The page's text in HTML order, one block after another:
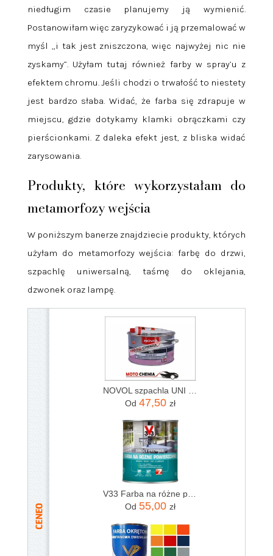
niedługim czasie planujemy ją wymienić.
Postanowiłam więc zaryzykować i ją przemalować w
myśl „i tak jest zniszczona, więc najwyżej nic nie
zyskamy”. Użyłam tutaj również farby w spray’u z
efektem chromu. Jeśli chodzi o trwałość to niestety
jest bardzo słaba. Widać, że farba się zdrapuje w
miejscu, gdzie dotykamy klamki obrączkami czy
pierścionkami. Z daleka efekt jest, z bliska widać
zarysowania.
Produkty, które wykorzystałam do
metamorfozy wejścia
W poniższym banerze znajdziecie produkty, których
użyłam do metamorfozy wejścia: farbę do drzwi,
szpachlę uniwersalną, taśmę do oklejania,
dzwonek oraz lampę.
Od 47,50 zł
V33 Farba na różne powierzchnie Direct Protect szary alpejski 0,75l
Od 55,00 zł